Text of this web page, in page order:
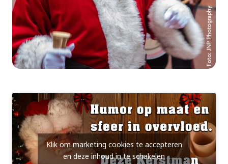
Klik om marketing cookies te accepteren
en deze inhoud in te schakelen